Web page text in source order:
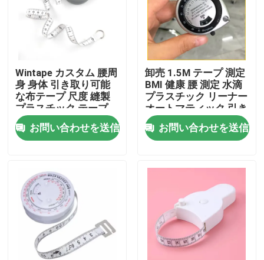
工場旅行
品質管理
私達に連絡しなさい
引用を要求しなさい
衣類の巻尺
レーザーの測定テープ
個人化された縫う巻尺
Wintape カスタム 腰周
身 身体 引き取り可能
な布テープ 尺度 縫製
プラスチック テープ
お問い合わせを送信
卸売 1.5M テープ 測定
BMI 健康 腰 測定 水滴
プラスチック リーナー
オートマティック 引き
取り可能な ギフト 測
定テープ
お問い合わせを送信